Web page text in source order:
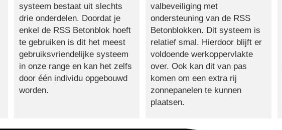
systeem bestaat uit slechts
drie onderdelen. Doordat je
enkel de RSS Betonblok hoeft
te gebruiken is dit het meest
gebruiksvriendelijke systeem
in onze range en kan het zelfs
door één individu opgebouwd
worden.
valbeveiliging met
ondersteuning van de RSS
Betonblokken. Dit systeem is
relatief smal. Hierdoor blijft er
voldoende werkoppervlakte
over. Ook kan dit van pas
komen om een extra rij
zonnepanelen te kunnen
plaatsen.